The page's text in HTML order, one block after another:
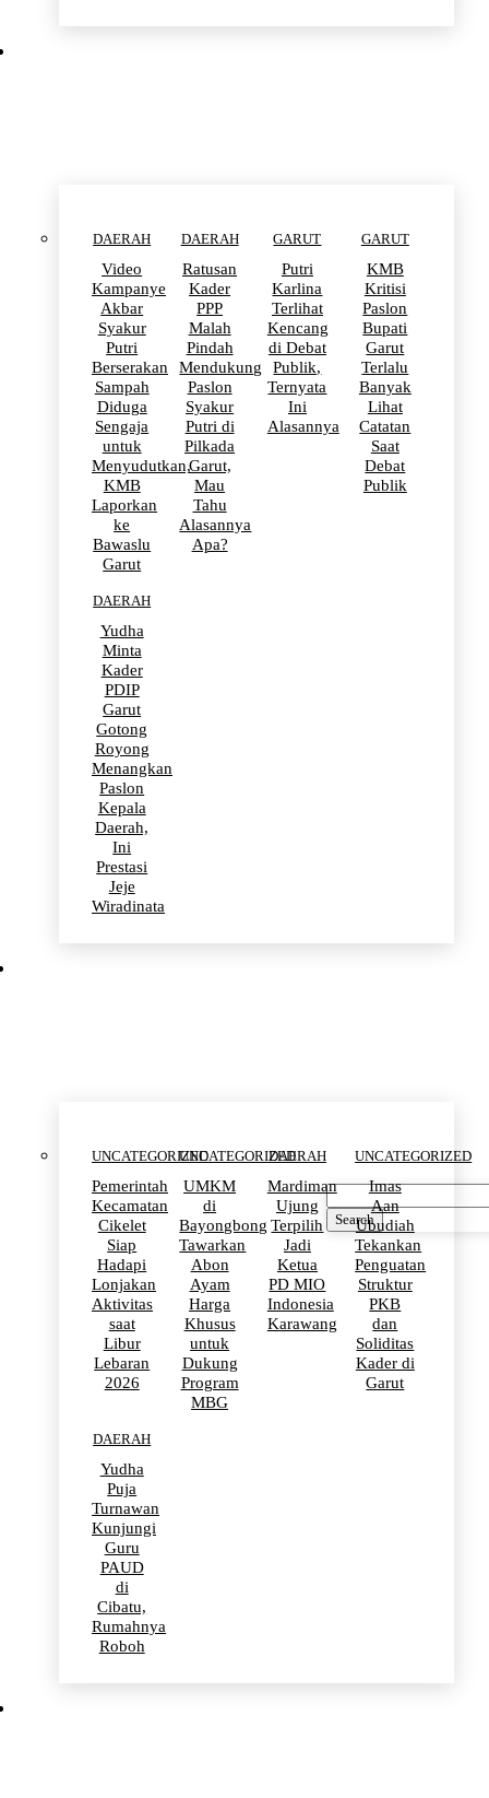
DAERAH
Video
Kampanye
Akbar
Syakur
Putri
Berserakan
Sampah
Diduga
Sengaja
untuk
Menyudutkan,
KMB
Laporkan
ke
Bawaslu
Garut
DAERAH
Ratusan
Kader
PPP
Malah
Pindah
Mendukung
Paslon
Syakur
Putri di
Pilkada
Garut,
Mau
Tahu
Alasannya
Apa?
GARUT
Putri
Karlina
Terlihat
Kencang
di Debat
Publik,
Ternyata
Ini
Alasannya
GARUT
KMB
Kritisi
Paslon
Bupati
Garut
Terlalu
Banyak
Lihat
Catatan
Saat
Debat
Publik
DAERAH
Yudha
Minta
Kader
PDIP
Garut
Gotong
Royong
Menangkan
Paslon
Kepala
Daerah,
Ini
Prestasi
Jeje
Wiradinata
UNCATEGORIZED
Pemerintah
Kecamatan
Cikelet
Siap
Hadapi
Lonjakan
Aktivitas
saat
Libur
Lebaran
2026
UNCATEGORIZED
UMKM
di
Bayongbong
Tawarkan
Abon
Ayam
Harga
Khusus
untuk
Dukung
Program
MBG
DAERAH
Mardiman
Ujung
Terpilih
Jadi
Ketua
PD MIO
Indonesia
Karawang
UNCATEGORIZED
Imas
Aan
Ubudiah
Tekankan
Penguatan
Struktur
PKB
dan
Soliditas
Kader di
Garut
DAERAH
Yudha
Puja
Turnawan
Kunjungi
Guru
PAUD
di
Cibatu,
Rumahnya
Roboh
Search